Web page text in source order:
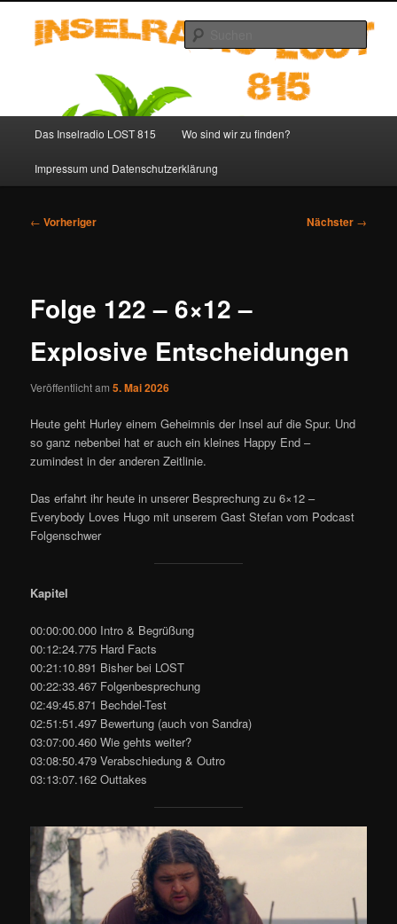
primären
Inselradio LOST 815 – LOST
Podcast deutsch
Das Inselradio LOST 815 Wo sind wir zu finden?
Impressum und Datenschutzerklärung
Beitragsnavigation
← Vorheriger Nächster →
Folge 122 – 6×12 –
Explosive Entscheidungen
Veröffentlicht am5. Mai 2026
Heute geht Hurley einem Geheimnis der Insel auf die Spur. Und
so ganz nebenbei hat er auch ein kleines Happy End –
zumindest in der anderen Zeitlinie.
Das erfahrt ihr heute in unserer Besprechung zu 6×12 –
Everybody Loves Hugo mit unserem Gast Stefan vom Podcast
Folgenschwer
Kapitel
00:00:00.000 Intro & Begrüßung
00:12:24.775 Hard Facts
00:21:10.891 Bisher bei LOST
00:22:33.467 Folgenbesprechung
02:49:45.871 Bechdel-Test
02:51:51.497 Bewertung (auch von Sandra)
03:07:00.460 Wie gehts weiter?
03:08:50.479 Verabschiedung & Outro
03:13:07.162 Outtakes